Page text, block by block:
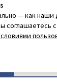
Условия— как наши
соглашаетесь с